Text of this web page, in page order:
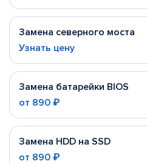
Замена северного моста
Узнать цену
Замена батарейки BIOS
от 890 ₽
Замена HDD на SSD
от 890 ₽